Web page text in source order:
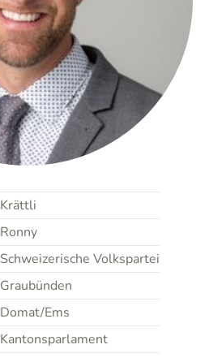
Krättli
Ronny
Schweizerische Volkspartei
Graubünden
Domat/Ems
Kantonsparlament